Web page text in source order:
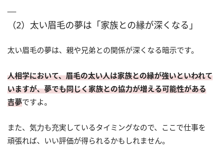
（2）太い眉毛の夢は「家族との縁が深くなる」
太い眉毛の夢は、親や兄弟との関係が深くなる暗示です。
人相学において、眉毛の太い人は家族との縁が強いといわれて
いますが、夢でも同じく家族との協力が増える可能性がある
吉夢ですよ。
また、気力も充実しているタイミングなので、ここで仕事を
頑張れば、いい評価が得られるかもしれません。